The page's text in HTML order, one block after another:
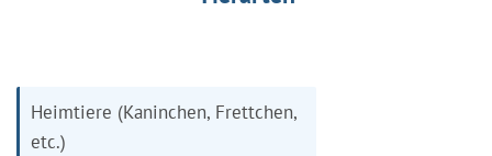
Heimtiere (Kaninchen, Frettchen,
etc.)